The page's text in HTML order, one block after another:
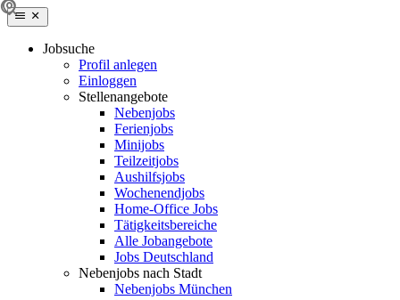
Jobsuche
Profil anlegen
Einloggen
Stellenangebote
Nebenjobs
Ferienjobs
Minijobs
Teilzeitjobs
Aushilfsjobs
Wochenendjobs
Home-Office Jobs
Tätigkeitsbereiche
Alle Jobangebote
Jobs Deutschland
Nebenjobs nach Stadt
Nebenjobs München